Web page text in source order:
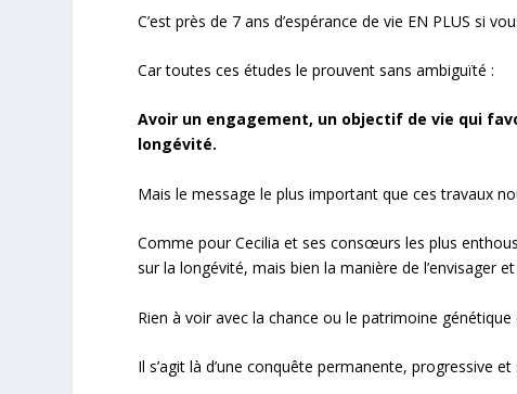
C’est près de 7 ans d’espérance de vie EN PLUS si
Car toutes ces études le prouvent sans ambiguïté :
Avoir un engagement, un objectif de vie qui
longévité.
Mais le message le plus important que ces travaux
Comme pour Cecilia et ses consœurs les plus
sur la longévité, mais bien la manière de l’envisager
Rien à voir avec la chance ou le patrimoine génétique
Il s’agit là d’une conquête permanente, progressive